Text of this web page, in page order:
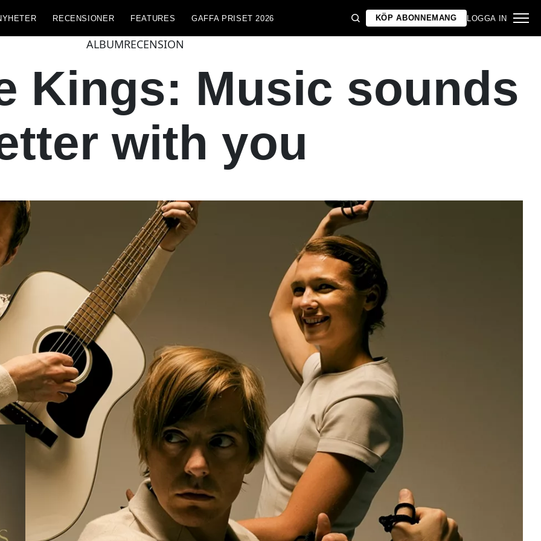
RECENSIONER FEATURES GAFFA PRISET 2026 KÖP ABONNEMANG LOGGA IN
ALBUMRECENSION
Kings: Music sounds
with you